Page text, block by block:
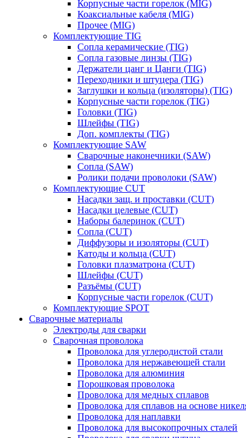
Корпусные части горелок (MIG)
Коаксиальные кабеля (MIG)
Прочее (MIG)
Комплектующие TIG
Сопла керамические (TIG)
Сопла газовые линзы (TIG)
Держатели цанг и Цанги (TIG)
Переходники и штуцера (TIG)
Заглушки и кольца (изоляторы) (TIG)
Корпусные части горелок (TIG)
Головки (TIG)
Шлейфы (TIG)
Доп. комплекты (TIG)
Комплектующие SAW
Сварочные наконечники (SAW)
Сопла (SAW)
Ролики подачи проволоки (SAW)
Комплектующие CUT
Насадки защ. и проставки (CUT)
Насадки целевые (CUT)
Наборы балеринок (CUT)
Сопла (CUT)
Диффузоры и изоляторы (CUT)
Катоды и кольца (CUT)
Головки плазматрона (CUT)
Шлейфы (CUT)
Разъёмы (CUT)
Корпусные части горелок (CUT)
Комплектующие SPOT
Сварочные материалы
Электроды для сварки
Сварочная проволока
Проволока для углеродистой стали
Проволока для нержавеющей стали
Проволока для алюминия
Порошковая проволока
Проволока для медных сплавов
Проволока для сплавов на основе
Проволока для наплавки
Проволока для высокопрочных сталей